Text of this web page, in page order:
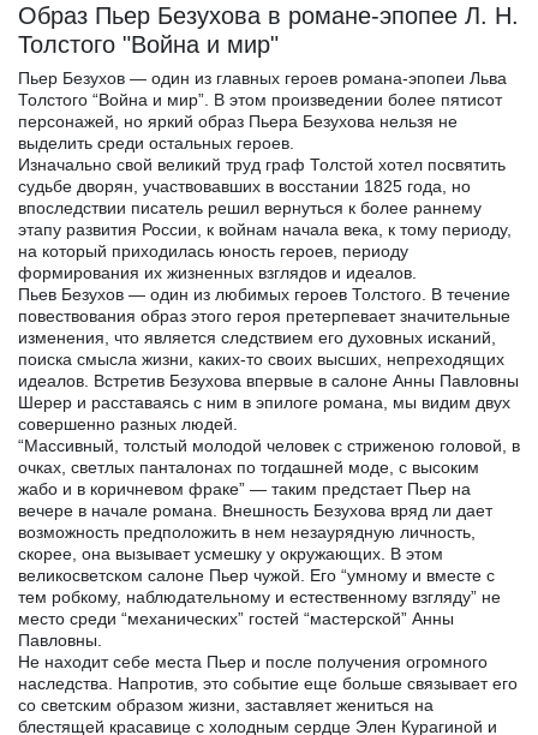
Образ Пьер Безухова в романе-эпопее Л. Н.
Толстого "Война и мир"
Пьер Безухов — один из главных героев романа-эпопеи Льва
Толстого “Война и мир”. В этом произведении более пятисот
персонажей, но яркий образ Пьера Безухова нельзя не
выделить среди остальных героев.
Изначально свой великий труд граф Толстой хотел посвятить
судьбе дворян, участвовавших в восстании 1825 года, но
впоследствии писатель решил вернуться к более раннему
этапу развития России, к войнам начала века, к тому периоду,
на который приходилась юность героев, периоду
формирования их жизненных взглядов и идеалов.
Пьев Безухов — один из любимых героев Толстого. В течение
повествования образ этого героя претерпевает значительные
изменения, что является следствием его духовных исканий,
поиска смысла жизни, каких-то своих высших, непреходящих
идеалов. Встретив Безухова впервые в салоне Анны Павловны
Шерер и расставаясь с ним в эпилоге романа, мы видим двух
совершенно разных людей.
“Массивный, толстый молодой человек с стриженою головой, в
очках, светлых панталонах по тогдашней моде, с высоким
жабо и в коричневом фраке” — таким предстает Пьер на
вечере в начале романа. Внешность Безухова вряд ли дает
возможность предположить в нем незаурядную личность,
скорее, она вызывает усмешку у окружающих. В этом
великосветском салоне Пьер чужой. Его “умному и вместе с
тем робкому, наблюдательному и естественному взгляду” не
место среди “механических” гостей “мастерской” Анны
Павловны.
Не находит себе места Пьер и после получения огромного
наследства. Напротив, это событие еще больше связывает его
со светским образом жизни, заставляет жениться на
блестящей красавице с холодным сердце Элен Курагиной и